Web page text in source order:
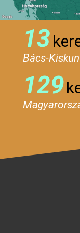
13
Bács-
129